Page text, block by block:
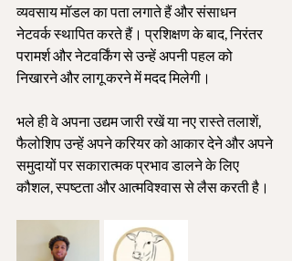
व्यवसाय मॉडल का पता लगाते हैं और संसाधन
नेटवर्क स्थापित करते हैं। प्रशिक्षण के बाद, निरंतर
परामर्श और नेटवर्किंग से उन्हें अपनी पहल को
निखारने और लागू करने में मदद मिलेगी।
भले ही वे अपना उद्यम जारी रखें या नए रास्ते तलाशें,
फैलोशिप उन्हें अपने करियर को आकार देने और अपने
समुदायों पर सकारात्मक प्रभाव डालने के लिए
कौशल, स्पष्टता और आत्मविश्वास से लैस करती है।